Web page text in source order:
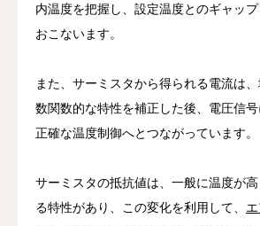
内温度を把握し、設定温度とのギャッ
おこないます。
また、サーミスタから得られる電流は
数関数的な特性を補正した後、電圧信
正確な温度制御へとつながっています。
サーミスタの抵抗値は、一般に温度が
る特性があり、この変化を利用して、